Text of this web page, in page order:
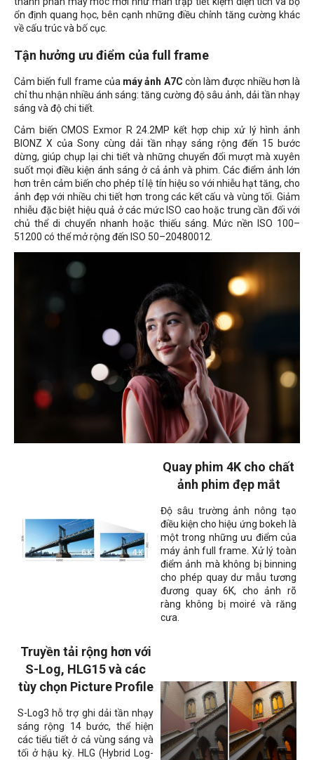
ổn định quang học, bên cạnh những điều chỉnh tăng cường khác
về cấu trúc và bố cục.
Tận hưởng ưu điểm của full frame
Cảm biến full frame của máy ảnh A7C còn làm được nhiều hơn là
chỉ thu nhận nhiều ánh sáng: tăng cường độ sâu ảnh, dải tần nhạy
sáng và độ chi tiết.
Cảm biến CMOS Exmor R 24.2MP kết hợp chip xử lý hình ảnh
BIONZ X của Sony cùng dải tần nhạy sáng rộng đến 15 bước
dừng, giúp chụp lại chi tiết và những chuyển đổi mượt mà xuyên
suốt mọi điều kiện ánh sáng ở cả ảnh và phim. Các điểm ảnh lớn
hơn trên cảm biến cho phép tỉ lệ tín hiệu so với nhiễu hạt tăng, cho
ảnh đẹp với nhiều chi tiết hơn trong các kết cấu và vùng tối. Giảm
nhiễu đặc biệt hiệu quả ở các mức ISO cao hoặc trung cần đối với
chủ thể di chuyển nhanh hoặc thiếu sáng. Mức nền ISO 100–
51200 có thể mở rộng đến ISO 50–20480012.
Quay phim 4K cho chất
ảnh phim đẹp mắt
Độ sâu trường ảnh nông tạo
điều kiện cho hiệu ứng bokeh là
một trong những ưu điểm của
máy ảnh full frame. Xử lý toàn
điểm ảnh mà không bị binning
cho phép quay dư mẫu tương
đương quay 6K, cho ảnh rõ
ràng không bị moiré và răng
cưa.
Truyền tải rộng hơn với
S-Log, HLG15 và các
tùy chọn Picture Profile
S-Log3 hỗ trợ ghi dải tần nhạy
sáng rộng 14 bước, thể hiện
các tiểu tiết ở cả vùng sáng và
tối ở hậu kỳ. HLG (Hybrid Log-